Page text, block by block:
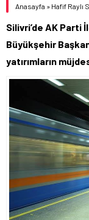
Anasayfa » Hafif Raylı
Silivri’de AK
Büyükşehir
yatırımların